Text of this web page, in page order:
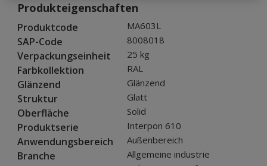
Produkteigenschaften
Produktcode MA603L
SAP-Code 8008018
Verpackungseinheit 25 kg
Farbkollektion RAL
Glänzend Glänzend
Struktur Glatt
Oberfläche Solid
Produktserie Interpon 610
Anwendungsbereich Außenbereich
Branche Allgemeine industrie